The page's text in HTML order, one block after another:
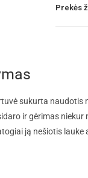
Prekės
sukurta
ir gėrimas niekur
ją nešiotis lauke